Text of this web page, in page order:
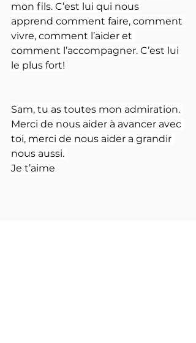
mon fils. C’est lui qui nous
apprend comment faire, comment
vivre, comment l’aider et
comment l’accompagner. C’est lui
le plus fort!
Sam, tu as toutes mon admiration.
Merci de nous aider à avancer avec
toi, merci de nous aider a grandir
nous aussi.
Je t’aime